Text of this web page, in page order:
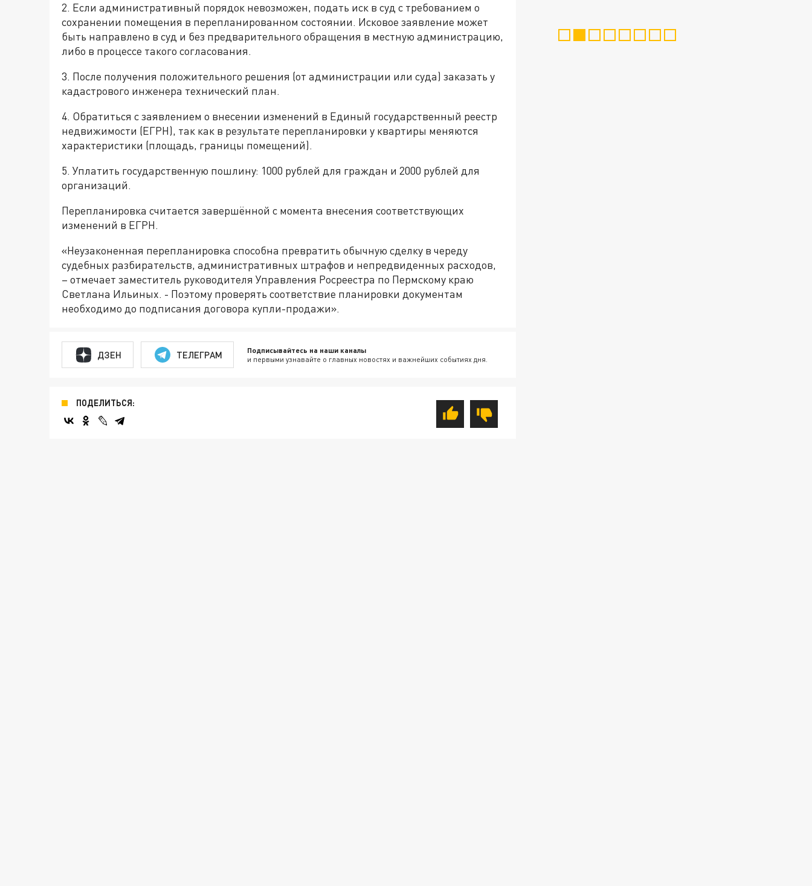
2. Если административный порядок невозможен, подать иск в суд с требованием о
сохранении помещения в перепланированном состоянии. Исковое заявление может
быть направлено в суд и без предварительного обращения в местную администрацию,
либо в процессе такого согласования.
3. После получения положительного решения (от администрации или суда) заказать у
кадастрового инженера технический план.
4. Обратиться с заявлением о внесении изменений в Единый государственный реестр
недвижимости (ЕГРН), так как в результате перепланировки у квартиры меняются
характеристики (площадь, границы помещений).
5. Уплатить государственную пошлину: 1000 рублей для граждан и 2000 рублей для
организаций.
Перепланировка считается завершённой с момента внесения соответствующих
изменений в ЕГРН.
«Неузаконенная перепланировка способна превратить обычную сделку в череду
судебных разбирательств, административных штрафов и непредвиденных расходов,
– отмечает заместитель руководителя Управления Росреестра по Пермскому краю
Светлана Ильиных. - Поэтому проверять соответствие планировки документам
необходимо до подписания договора купли-продажи».
ДЗЕН ТЕЛЕГРАМ Подписывайтесь на наши каналы
и первыми узнавайте о главных новостях и важнейших событиях дня.
ПОДЕЛИТЬСЯ: